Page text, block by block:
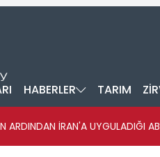
HABERLER TARIM
İRAN'A UYGULADIĞI